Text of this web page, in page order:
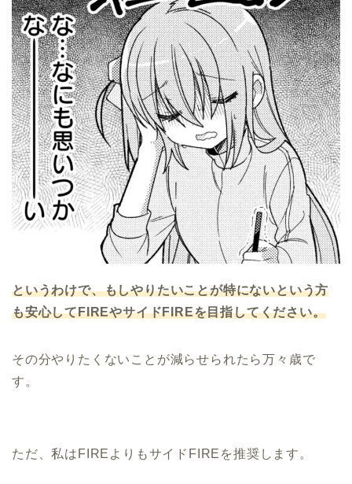
というわけで、もしやりたいことが特にないという方
も安心してFIREやサイドFIREを目指してください。
その分やりたくないことが減らせられたら万々歳で
す。
ただ、私はFIREよりもサイドFIREを推奨します。